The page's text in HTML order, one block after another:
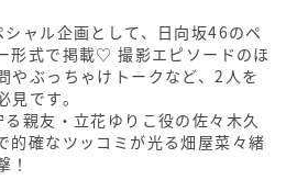
ャル企画として、日向坂46のペ
形式で掲載♡ 撮影エピソードのほ
やぶっちゃけトークなど、2人を
です。
親友・立花ゆりこ役の佐々木久
的確なツッコミが光る畑屋菜々緒
！